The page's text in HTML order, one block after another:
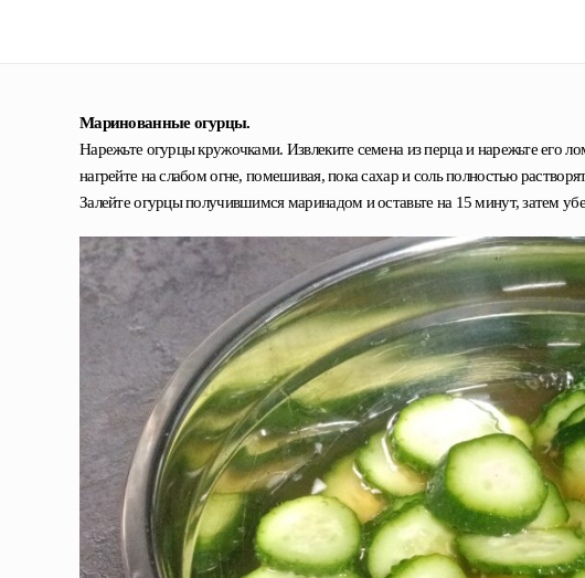
Маринованные огурцы.
Нарежьте огурцы кружочками. Извлеките семена из перца и нарежьте его
нагрейте на слабом огне, помешивая, пока сахар и соль полностью
Залейте огурцы получившимся маринадом и оставьте на 15 минут, затем